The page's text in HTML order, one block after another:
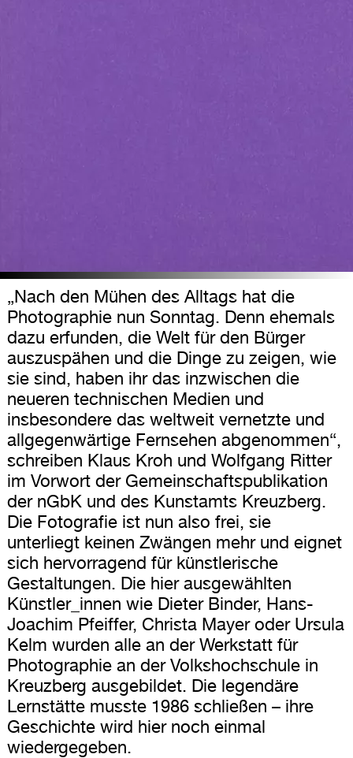
„Nach den Mühen des Alltags hat die
Photographie nun Sonntag. Denn ehemals
dazu erfunden, die Welt für den Bürger
auszuspähen und die Dinge zu zeigen, wie
sie sind, haben ihr das inzwischen die
neueren technischen Medien und
insbesondere das weltweit vernetzte und
allgegenwärtige Fernsehen abgenommen“,
schreiben Klaus Kroh und Wolfgang Ritter
im Vorwort der Gemeinschaftspublikation
der nGbK und des Kunstamts Kreuzberg.
Die Fotografie ist nun also frei, sie
unterliegt keinen Zwängen mehr und eignet
sich hervorragend für künstlerische
Gestaltungen. Die hier ausgewählten
Künstler_innen wie Dieter Binder, Hans-
Joachim Pfeiffer, Christa Mayer oder Ursula
Kelm wurden alle an der Werkstatt für
Photographie an der Volkshochschule in
Kreuzberg ausgebildet. Die legendäre
Lernstätte musste 1986 schließen – ihre
Geschichte wird hier noch einmal
wiedergegeben.